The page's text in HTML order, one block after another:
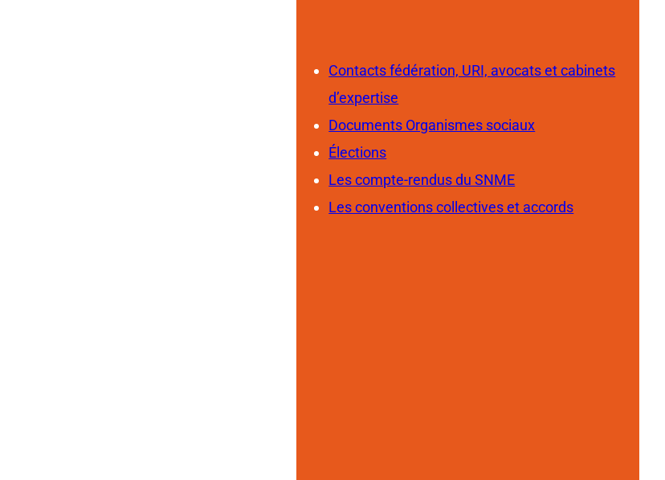
Contacts fédération, URI, avocats et cabinets
d’expertise
Documents Organismes sociaux
Élections
Les compte-rendus du SNME
Les conventions collectives et accords